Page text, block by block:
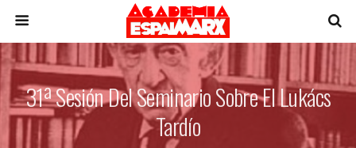
31ª Sesión Del Seminario Sobre El Lukács
Tardío